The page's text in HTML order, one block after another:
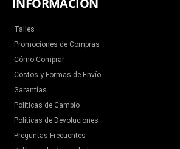
INFORMACIÓN
Talles
Promociones de Compras
Cómo Comprar
Costos y Formas de Envío
Garantías
Políticas de Cambio
Políticas de Devoluciones
Preguntas Frecuentes